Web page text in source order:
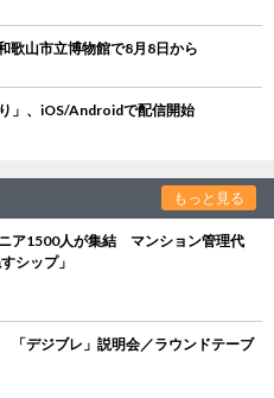
山市立博物館で8月8日から
」、iOS/Androidで配信開始
もっと見る
ニア1500人が集結 マンション管理代
シップ」
デジブレ」説明会／ラウンドテーブ